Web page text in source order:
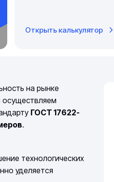
Открыть калькулятор
на рынке
ГОСТ 17622-
.
технологических
уделяется